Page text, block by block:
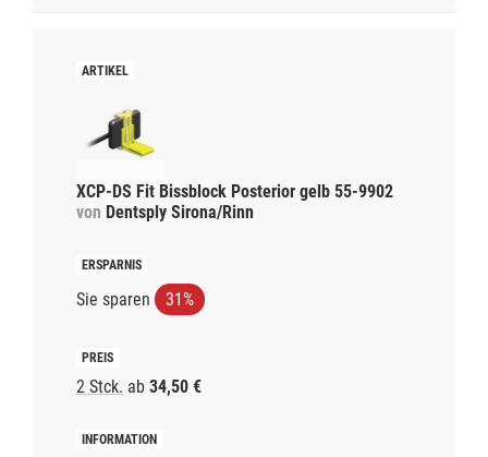
XCP-DS Fit Bissblock Posterior gelb 55-9902
von Dentsply Sirona/Rinn
Sie sparen 31%
2 Stck. ab 34,50 €